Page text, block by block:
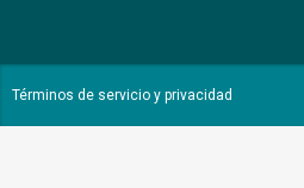
Términos de servicio y privacidad